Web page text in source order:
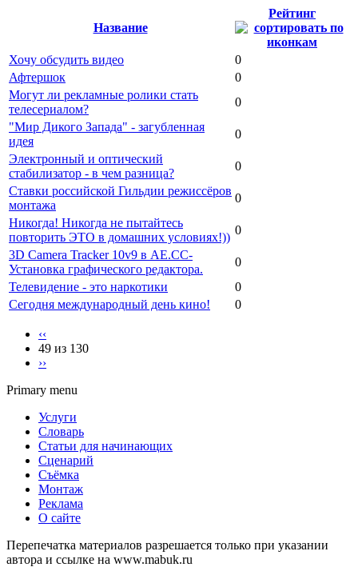
Название
Рейтинг
Хочу обсудить видео
0
Афтершок
0
Могут ли рекламные ролики стать
телесериалом?
0
"Мир Дикого Запада" - загубленная
идея
0
Электронный и оптический
стабилизатор - в чем разница?
0
Ставки российской Гильдии режиссёров
монтажа
0
Никогда! Никогда не пытайтесь
повторить ЭТО в домашних условиях!))
0
3D Camera Tracker 10v9 в AЕ.СС-
Установка графического редактора.
0
Телевидение - это наркотики
0
Сегодня международный день кино!
0
‹‹
49 из 130
››
Primary menu
Услуги
Словарь
Статьи для начинающих
Сценарий
Съёмка
Монтаж
Реклама
О сайте
Перепечатка материалов разрешается только при указании
автора и ссылке на www.mabuk.ru